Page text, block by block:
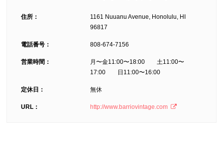
住所：
1161 Nuuanu Avenue, Honolulu, HI
96817
電話番号： 808­-674-7156
営業時間：
月〜金11:00〜18:00 土11:00〜
17:00 日11:00〜16:00
定休日： 無休
URL： http://www.barriovintage.com